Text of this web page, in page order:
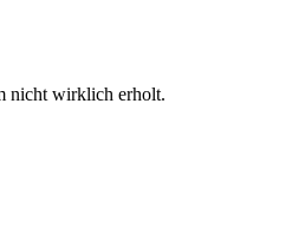
nicht wirklich erholt.